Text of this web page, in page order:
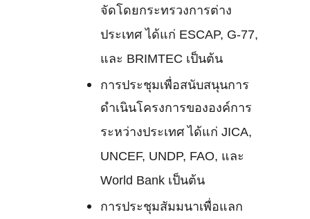
จัดโดยกระทรวงการต่าง
ประเทศ ได้แก่ ESCAP, G-77,
และ BRIMTEC เป็นต้น
การประชุมเพื่อสนับสนุนการ
ดำเนินโครงการขององค์การ
ระหว่างประเทศ ได้แก่ JICA,
UNCEF, UNDP, FAO, และ
World Bank เป็นต้น
การประชุมสัมมนาเพื่อแลก